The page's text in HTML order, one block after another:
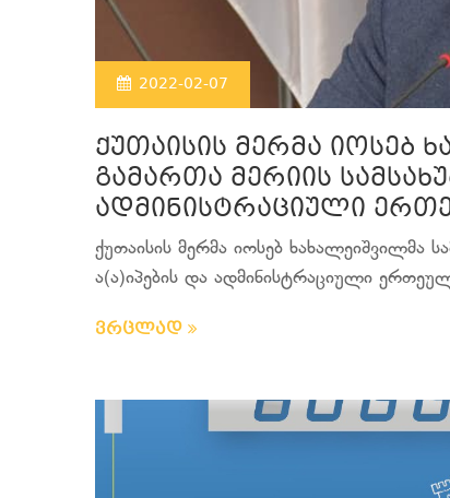
2022-02-07
ქუთაისის მერმა იოსებ
გამართა მერიის
ადმინისტრაციული
ქუთაისის მერმა იოსებ ხახალეიშვილმა
ა(ა)იპების და ადმინისტრაციული
ვრცლად